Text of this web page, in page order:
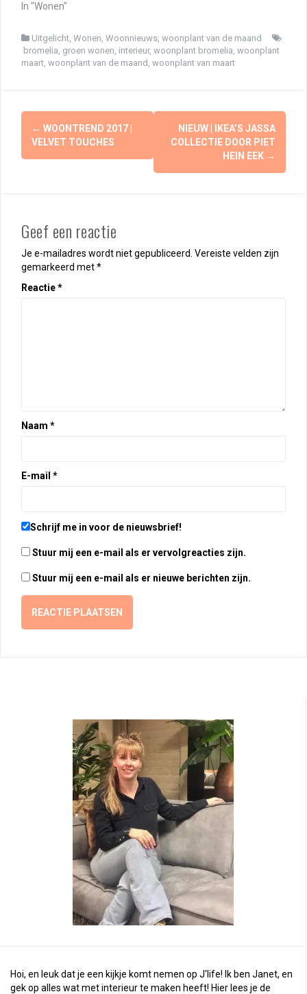
In "Wonen"
Uitgelicht Wonen Woonnieuws woonplant van de maand
bromelia groen wonen interieur, woonplant bromelia woonplant
maart woonplant van de maand woonplant van maart
Berichtnavigatie
← WOONTREND 2017 |
VELVET TOUCHES
NIEUW | IKEA’S JASSA
COLLECTIE DOOR PIET
HEIN EEK →
Geef een reactie
Je e-mailadres wordt niet gepubliceerd. Vereiste velden zijn
gemarkeerd met*
Reactie*
Naam *
E-mail *
Schrijf me in voor de nieuwsbrief!
Stuur mij een e-mail als er vervolgreacties zijn.
Stuur mij een e-mail als er nieuwe berichten zijn.
Hoi, en leuk dat je een kijkje komt nemen op J'life! Ik ben Janet, en
gek op alles wat met interieur te maken heeft! Hier lees je de